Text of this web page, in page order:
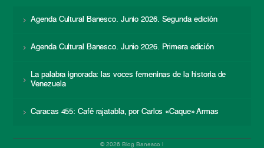
Agenda Cultural Banesco. Junio 2026. Segunda edición
Agenda Cultural Banesco. Junio 2026. Primera edición
La palabra ignorada: las voces femeninas de la historia de
Venezuela
Caracas 455: Café rajatabla, por Carlos «Caque» Armas
© 2026 Blog Banesco |